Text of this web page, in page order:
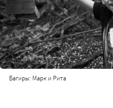
Багиры: Марк и Рита